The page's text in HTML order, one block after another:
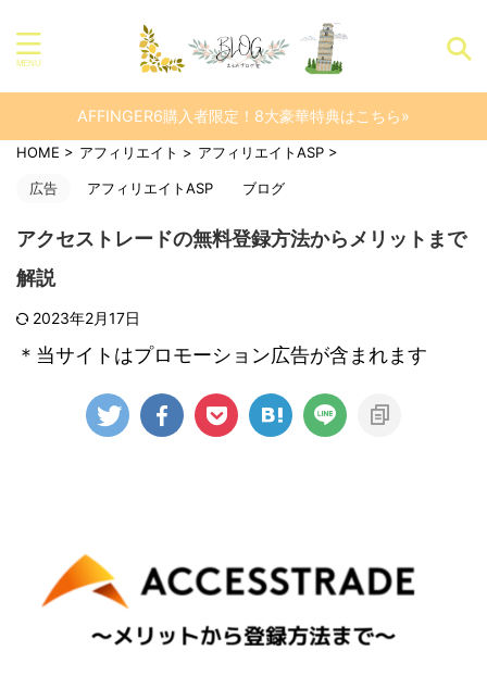
AFFINGER6購入者限定！8大豪華特典はこちら»
HOME > アフィリエイト > アフィリエイトASP >
広告 アフィリエイトASP ブログ
アクセストレードの無料登録方法からメリットまで
解説
2023年2月17日
＊当サイトはプロモーション広告が含まれます